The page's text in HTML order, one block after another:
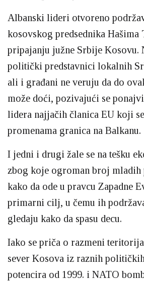
Albanski lideri otvoreno
kosovskog predsednika Hašima
pripajanju južne Srbije Kosovu.
politički predstavnici lokalnih
ali i građani ne veruju da do
može doći, pozivajući se
lidera najjačih članica EU koji
promenama granica na Balkanu.
I jedni i drugi žale se na tešku
zbog koje ogroman broj mladih
kako da ode u pravcu Zapadne
primarni cilj, u čemu ih
gledaju kako da spasu decu.
Iako se priča o razmeni
sever Kosova iz raznih
potencira od 1999. i NATO